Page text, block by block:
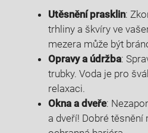
Utěsnění ‍prasklin:​
trhliny a škvíry ⁤ve​
mezera může být
Opravy a‌ údržba:‍
trubky. Voda je pro
relaxaci.
Okna a⁢ dveře:
⁣a dveří! Dobré těsnění